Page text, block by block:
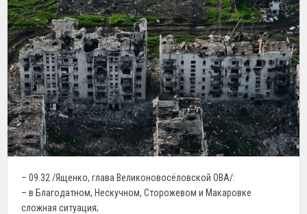
– 09.32 /Ященко, глава Великоновосёловской ОВА/:
– в Благодатном, Нескучном, Сторожевом и Макаровке
сложная ситуация;